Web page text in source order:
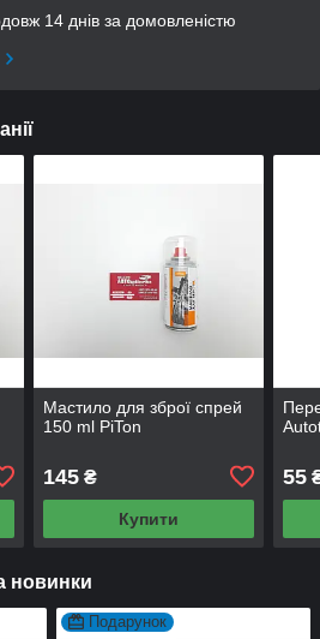
14 днів за домовленістю
Мастило для зброї спрей
150 ml PiTon
145₴
Купити
55
новинки
Подарунок